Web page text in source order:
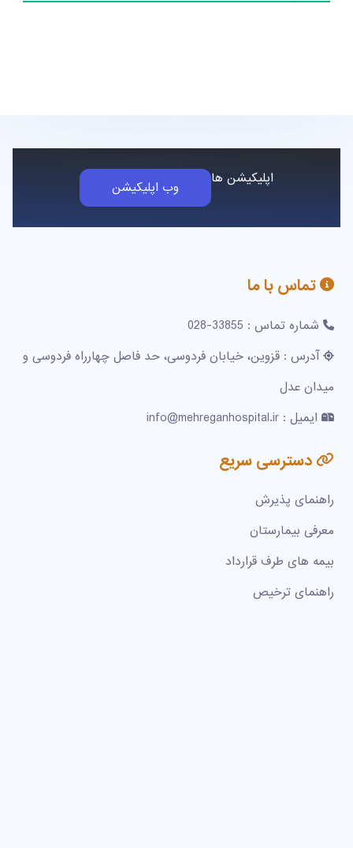
اپلیکیشن ها وب اپلیکیشن
تماس با ما
شماره تماس : 33855-028
آدرس : قزوین، خیابان فردوسی، حد فاصل چهارراه فردوسی و
میدان عدل
ایمیل : info@mehreganhospital.ir
دسترسی سریع
راهنمای پذیرش
معرفی بیمارستان
بیمه های طرف قرارداد
راهنمای ترخیص